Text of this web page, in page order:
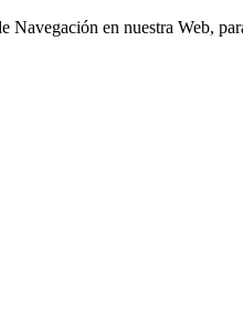
Navegación en nuestra Web,